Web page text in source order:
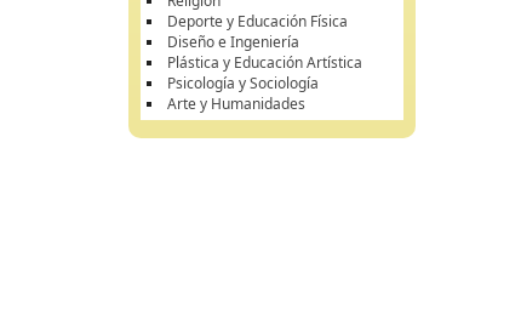
Deporte y Educación Física
Diseño e Ingeniería
Plástica y Educación Artística
Psicología y Sociología
Arte y Humanidades